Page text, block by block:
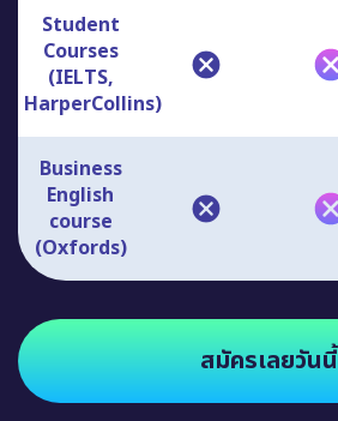
Student
Courses
(IELTS,
HarperCollins)
Business
English
course
(Oxfords)
สมัครเลยวันนี้